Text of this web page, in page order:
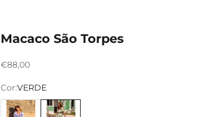
Macaco São Torpes
Preço promocional
€88,00
Cor:VERDE
AZUL
VERDE